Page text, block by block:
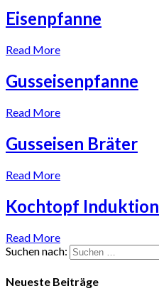
Eisenpfanne
Read More
Gusseisenpfanne
Read More
Gusseisen Bräter
Read More
Kochtopf Induktion
Read More
Suchen nach:
Neueste Beiträge